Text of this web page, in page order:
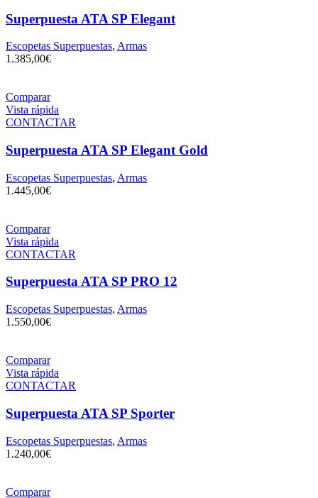
Superpuesta ATA SP Elegant
Escopetas Superpuestas, Armas
1.385,00€
Comparar
Vista rápida
CONTACTAR
Superpuesta ATA SP Elegant Gold
Escopetas Superpuestas, Armas
1.445,00€
Comparar
Vista rápida
CONTACTAR
Superpuesta ATA SP PRO 12
Escopetas Superpuestas, Armas
1.550,00€
Comparar
Vista rápida
CONTACTAR
Superpuesta ATA SP Sporter
Escopetas Superpuestas, Armas
1.240,00€
Comparar